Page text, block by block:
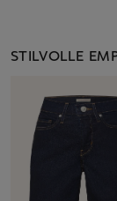
STILVOLLE